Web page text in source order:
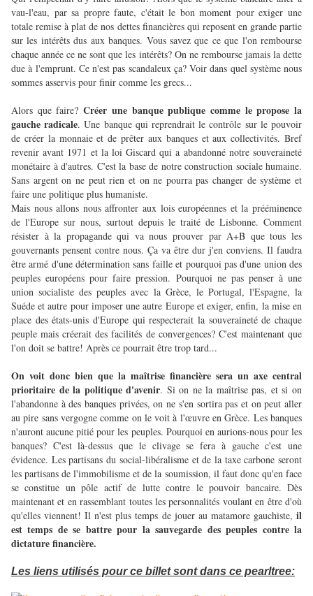
vau-l'eau, par sa propre faute, c'était le bon moment pour exiger une
totale remise à plat de nos dettes financières qui reposent en grande partie
sur les intérêts dus aux banques. Vous savez que ce que l'on rembourse
chaque année ce ne sont que les intérêts? On ne rembourse jamais la dette
due à l'emprunt. Ce n'est pas scandaleux ça? Voir dans quel système nous
sommes asservis pour finir comme les grecs...
Alors que faire?Créer une banque publique comme le propose la
gauche radicale. Une banque qui reprendrait le contrôle sur le pouvoir
de créer la monnaie et de prêter aux banques et aux collectivités. Bref
revenir avant 1971 et la loi Giscard qui a abandonné notre souveraineté
monétaire à d'autres. C'est la base de notre construction sociale humaine.
Sans argent on ne peut rien et on ne pourra pas changer de système et
faire une politique plus humaniste.
Mais nous allons nous affronter aux lois européennes et la prééminence
de l'Europe sur nous, surtout depuis le traité de Lisbonne. Comment
résister à la propagande qui va nous prouver par A+B que tous les
gouvernants pensent contre nous. Ça va être dur j'en conviens. Il faudra
être armé d'une détermination sans faille et pourquoi pas d'une union des
peuples européens pour faire pression. Pourquoi ne pas penser à une
union socialiste des peuples avec la Grèce, le Portugal, l'Espagne, la
Suéde et autre pour imposer une autre Europe et exiger, enfin, la mise en
place des états-unis d'Europe qui respecterait la souveraineté de chaque
peuple mais créerait des facilités de convergences? C'est maintenant que
l'on doit se battre! Après ce pourrait être trop tard...
On voit donc bien que la maîtrise financière sera un axe central
prioritaire de la politique d'avenir. Si on ne la maîtrise pas, et si on
l'abandonne à des banques privées, on ne s'en sortira pas et on peut aller
au pire sans vergogne comme on le voit à l'œuvre en Grèce. Les banques
n'auront aucune pitié pour les peuples. Pourquoi en aurions-nous pour les
banques? C'est là-dessus que le clivage se fera à gauche c'est une
évidence. Les partisans du social-libéralisme et de la taxe carbone seront
les partisans de l'immobilisme et de la soumission, il faut donc qu'en face
se constitue un pôle actif de lutte contre le pouvoir bancaire. Dès
maintenant et en rassemblant toutes les personnalités voulant en être d'où
qu'elles viennent! Il n'est plus temps de jouer au matamore gauchiste, il
est temps de se battre pour la sauvegarde des peuples contre la
dictature financière.
Les liens utilisés pour ce billet sont dans ce pearltree: